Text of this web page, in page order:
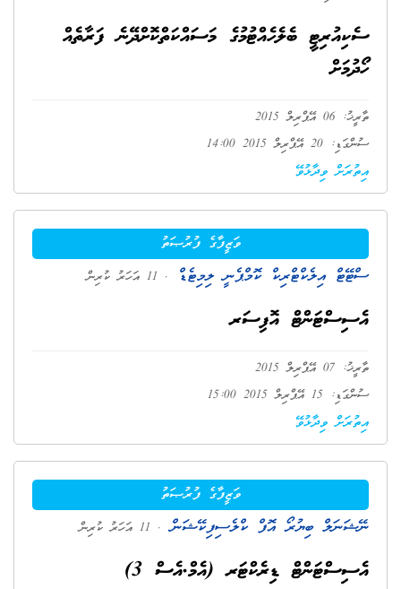
ސެކިއުރިޓީ ބެލެހެއްޓުމުގެ މަސައްކަތްކޮށްދޭނެ ފަރާތެއް
ހޯދުމަށް
ތާރީޚު: 06 އޭޕްރިލް 2015
ސުންގަޑި: 20 އޭޕްރިލް 2015 14:00
އިތުރަށް ވިދާޅުވޭ
ވަޒީފާގެ ފުރުޞަތު
ސްޓޭޓް އިލެކްޓްރިކް ކޮމްޕެނީ ލިމިޓެޑް . 11 އަހަރު ކުރިން
އެސިސްޓަންޓް އޮފިސަރ
ތާރީޚު: 07 އޭޕްރިލް 2015
ސުންގަޑި: 15 އޭޕްރިލް 2015 15:00
އިތުރަށް ވިދާޅުވޭ
ވަޒީފާގެ ފުރުޞަތު
ނޭޝަނަލް ބިޔުރޯ އޮފް ކްލެސިފިކޭޝަން . 11 އަހަރު ކުރިން
އެސިސްޓަންޓް ޑިރެކްޓަރ (އެމް.އެސް 3)